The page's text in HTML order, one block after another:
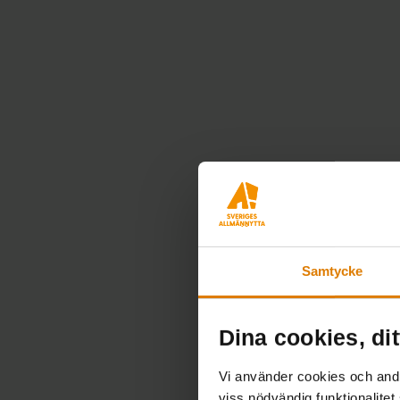
Samtycke
Dina cookies,
Vi använder cookies och